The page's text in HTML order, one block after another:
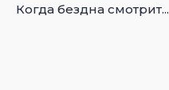
Когда бездна смотрит...